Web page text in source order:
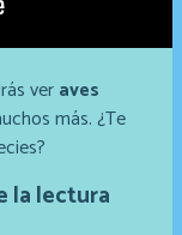
veraves
más. ¿Te
la lectura